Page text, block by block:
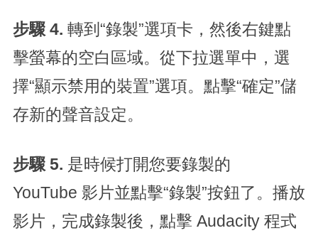
步驟 4. 轉到“錄製”選項卡，然後右鍵點
擊螢幕的空白區域。從下拉選單中，選
擇“顯示禁用的裝置”選項。點擊“確定”儲
存新的聲音設定。
步驟 5. 是時候打開您要錄製的
YouTube 影片並點擊“錄製”按鈕了。播放
影片，完成錄製後，點擊 Audacity 程式